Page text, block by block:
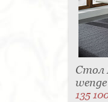
Стол
wenge
135